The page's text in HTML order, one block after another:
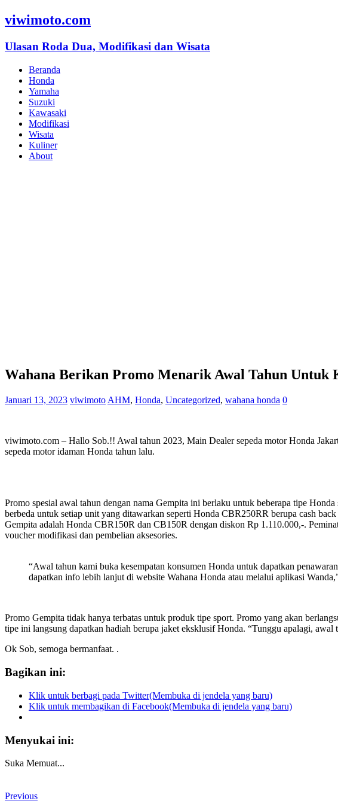
viwimoto.com
Ulasan Roda Dua, Modifikasi dan Wisata
Beranda
Honda
Yamaha
Suzuki
Kawasaki
Modifikasi
Wisata
Kuliner
About
Wahana Berikan Promo Menarik Awal Tahun Untuk
Januari 13, 2023 viwimoto AHM, Honda, Uncategorized, wahana honda 0
viwimoto.com – Hallo Sob.!! Awal tahun 2023, Main Dealer sepeda motor Honda
sepeda motor idaman Honda tahun lalu.
Promo spesial awal tahun dengan nama Gempita ini berlaku untuk beberapa tipe
berbeda untuk setiap unit yang ditawarkan seperti Honda CBR250RR berupa cash
Gempita adalah Honda CBR150R dan CB150R dengan diskon Rp 1.110.000,-.
voucher modifikasi dan pembelian aksesories.
“Awal tahun kami buka kesempatan konsumen Honda untuk dapatkan
dapatkan info lebih lanjut di website Wahana Honda atau melalui aplikasi
Promo Gempita tidak hanya terbatas untuk produk tipe sport. Promo yang akan
tipe ini langsung dapatkan hadiah berupa jaket eksklusif Honda. “Tunggu apalagi,
Ok Sob, semoga bermanfaat. .
Bagikan ini:
Klik untuk berbagi pada Twitter(Membuka di jendela yang baru)
Klik untuk membagikan di Facebook(Membuka di jendela yang baru)
Menyukai ini:
Suka Memuat...
Previous